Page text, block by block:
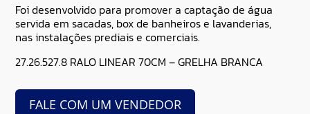
Foi desenvolvido para promover a captação de água
servida em sacadas, box de banheiros e lavanderias,
nas instalações prediais e comerciais.
27.26.527.8 RALO LINEAR 70CM – GRELHA BRANCA
FALE COM UM VENDEDOR